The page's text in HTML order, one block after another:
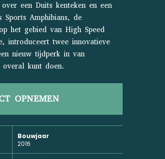
een Duits kenteken en een
Sports Amphibians, de
het gebied van High Speed
introduceert twee innovatieve
nieuw tijdperk in van
kunt doen.
OPNEMEN
Bouwjaar
2016